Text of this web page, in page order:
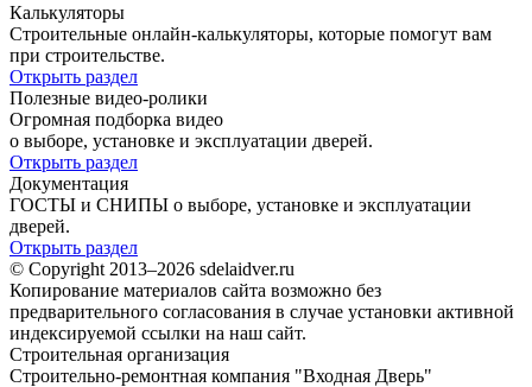
Калькуляторы
Строительные онлайн-калькуляторы, которые помогут вам
при строительстве.
Открыть раздел
Полезные видео-ролики
Огромная подборка видео
о выборе, установке и эксплуатации дверей.
Открыть раздел
Документация
ГОСТЫ и СНИПЫ о выборе, установке и эксплуатации
дверей.
Открыть раздел
© Copyright 2013–2026 sdelaidver.ru
Копирование материалов сайта возможно без
предварительного согласования в случае установки активной
индексируемой ссылки на наш сайт.
Строительная организация
Строительно-ремонтная компания "Входная Дверь"